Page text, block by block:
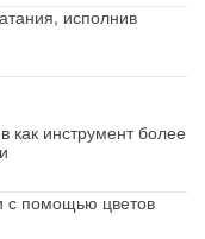
исполнив
как инструмент более
с помощью цветов